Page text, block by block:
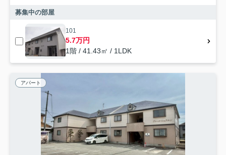
募集中の部屋
101
5.7万円
1階 / 41.43㎡ / 1LDK
アパート